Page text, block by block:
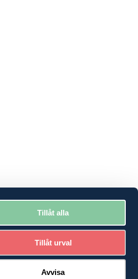
Tillåt alla
Tillåt urval
Avvisa